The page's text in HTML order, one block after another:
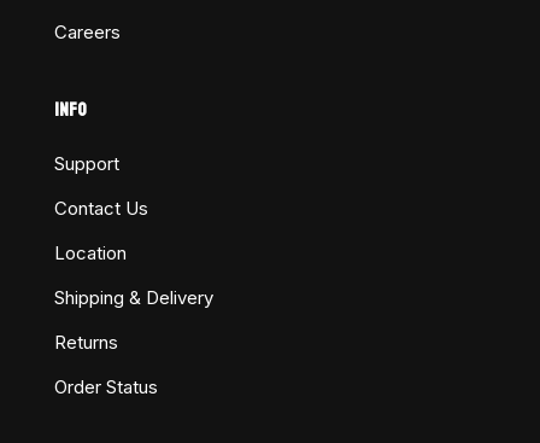
Careers
INFO
Support
Contact Us
Location
Shipping & Delivery
Returns
Order Status